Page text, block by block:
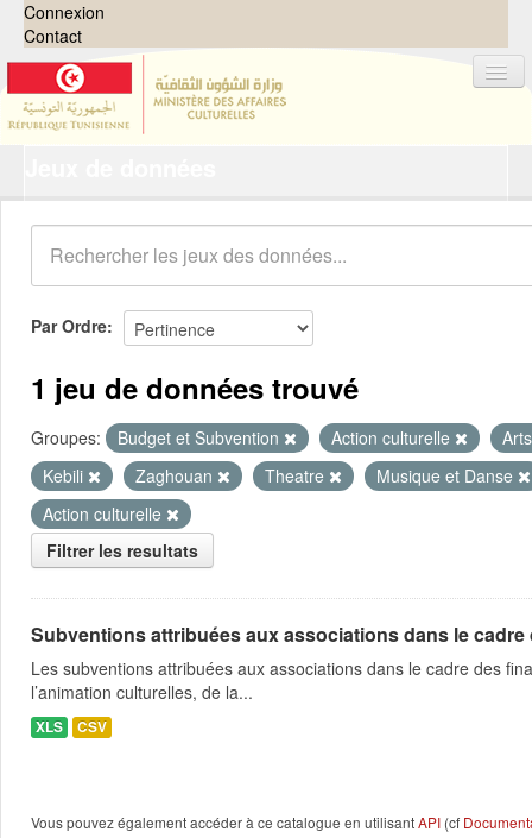
Connexion
Contact
Organisations
Groupes
Demandes 0
À propos
Par Ordre
1 jeu de données trouvé
Groupes: Budget et Subvention Action culturelle
Kebili
Zaghouan Theatre
Musique et Danse
Action culturelle
Filtrer les resultats
Subventions attribuées aux associations dans le
Les subventions attribuées aux associations dans le cadre des
l’animation culturelles, de la...
XLS CSV
Vous pouvez également accéder à ce catalogue en utilisantAPI (cf